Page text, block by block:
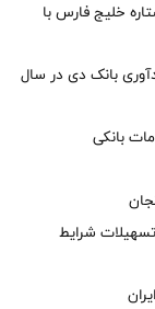
ستاره خلیج فارس با
بانک دی در سال
بانکی
شرایط